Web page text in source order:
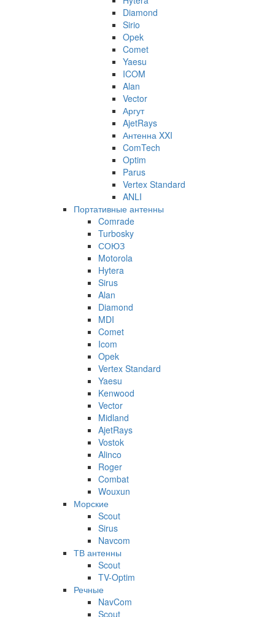
Diamond
Sirio
Opek
Comet
Yaesu
ICOM
Alan
Vector
Аргут
AjetRays
Антенна XXI
ComTech
Optim
Parus
Vertex Standard
ANLI
Портативные антенны
Comrade
Turbosky
СОЮЗ
Motorola
Hytera
Sirus
Alan
Diamond
MDI
Comet
Icom
Opek
Vertex Standard
Yaesu
Kenwood
Vector
Midland
AjetRays
Vostok
Alinco
Roger
Combat
Wouxun
Морские
Scout
Sirus
Navcom
ТВ антенны
Scout
TV-Optim
Речные
NavCom
Scout